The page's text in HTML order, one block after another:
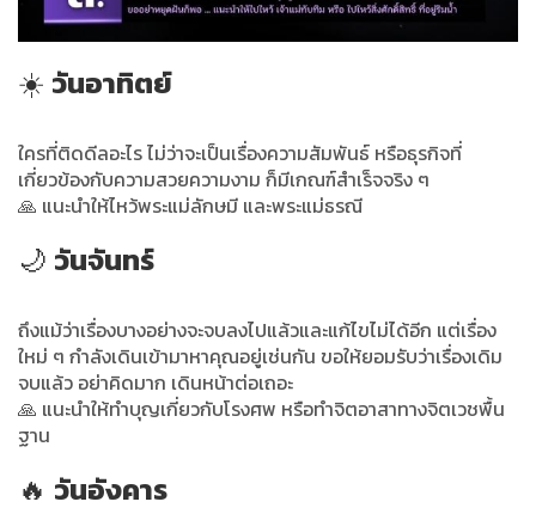
☀️ วันอาทิตย์
ใครที่ติดดีลอะไร ไม่ว่าจะเป็นเรื่องความสัมพันธ์ หรือธุรกิจที่
เกี่ยวข้องกับความสวยความงาม ก็มีเกณฑ์สำเร็จจริง ๆ
🙏 แนะนำให้ไหว้พระแม่ลักษมี และพระแม่ธรณี
🌙 วันจันทร์
ถึงแม้ว่าเรื่องบางอย่างจะจบลงไปแล้วและแก้ไขไม่ได้อีก แต่เรื่อง
ใหม่ ๆ กำลังเดินเข้ามาหาคุณอยู่เช่นกัน ขอให้ยอมรับว่าเรื่องเดิม
จบแล้ว อย่าคิดมาก เดินหน้าต่อเถอะ
🙏 แนะนำให้ทำบุญเกี่ยวกับโรงศพ หรือทำจิตอาสาทางจิตเวชพื้น
ฐาน
🔥 วันอังคาร